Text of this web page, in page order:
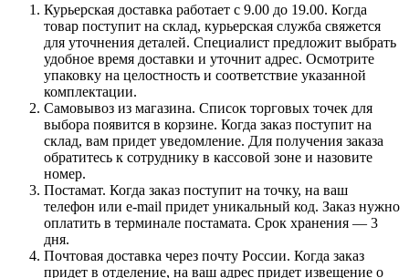
Курьерская доставка работает с 9.00 до 19.00. Когда
товар поступит на склад, курьерская служба свяжется
для уточнения деталей. Специалист предложит выбрать
удобное время доставки и уточнит адрес. Осмотрите
упаковку на целостность и соответствие указанной
комплектации.
Самовывоз из магазина. Список торговых точек для
выбора появится в корзине. Когда заказ поступит на
склад, вам придет уведомление. Для получения заказа
обратитесь к сотруднику в кассовой зоне и назовите
номер.
Постамат. Когда заказ поступит на точку, на ваш
телефон или e-mail придет уникальный код. Заказ нужно
оплатить в терминале постамата. Срок хранения — 3
дня.
Почтовая доставка через почту России. Когда заказ
придет в отделение, на ваш адрес придет извещение о